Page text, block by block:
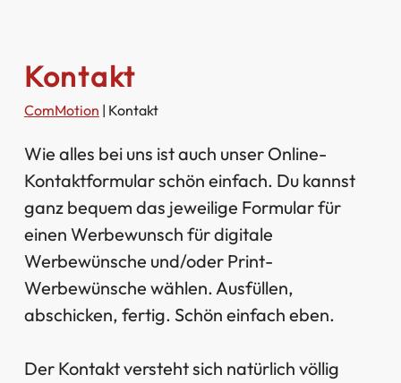
Kontakt
ComMotion | Kontakt
Wie alles bei uns ist auch unser Online-
Kontaktformular schön einfach. Du kannst
ganz bequem das jeweilige Formular für
einen Werbewunsch für digitale
Werbewünsche und/oder Print-
Werbewünsche wählen. Ausfüllen,
abschicken, fertig. Schön einfach eben.
Der Kontakt versteht sich natürlich völlig